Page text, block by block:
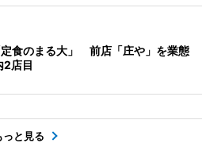
食のまる大」 前店「庄や」を業態
2店目
っと見る